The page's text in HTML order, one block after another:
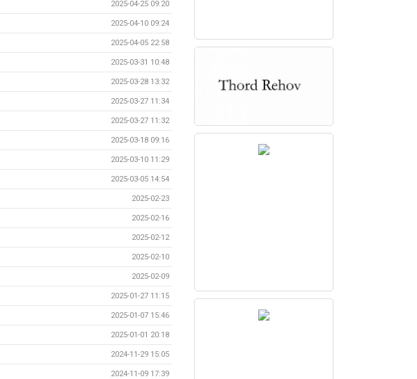
2025-04-25 09:20
2025-04-10 09:24
2025-04-05 22:58
2025-03-31 10:48
2025-03-28 13:32
2025-03-27 11:34
2025-03-27 11:32
2025-03-18 09:16
2025-03-10 11:29
2025-03-05 14:54
2025-02-23
2025-02-16
2025-02-12
2025-02-10
2025-02-09
2025-01-27 11:15
2025-01-07 15:46
2025-01-01 20:18
2024-11-29 15:05
2024-11-09 17:39